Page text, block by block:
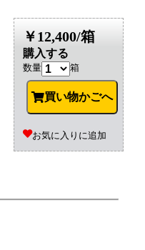
￥12,400/箱
購入する
数量 箱
買い物かごへ
お気に入りに追加